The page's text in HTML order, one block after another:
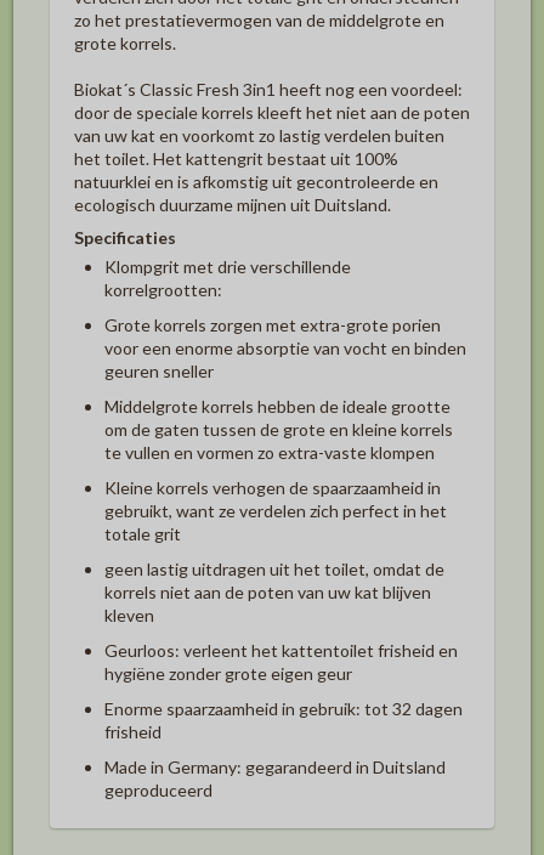
zo het prestatievermogen van de middelgrote en
grote korrels.
Biokat´s Classic Fresh 3in1 heeft nog een voordeel:
door de speciale korrels kleeft het niet aan de poten
van uw kat en voorkomt zo lastig verdelen buiten
het toilet. Het kattengrit bestaat uit 100%
natuurklei en is afkomstig uit gecontroleerde en
ecologisch duurzame mijnen uit Duitsland.
Specificaties
Klompgrit met drie verschillende
korrelgrootten:
Grote korrels zorgen met extra-grote porien
voor een enorme absorptie van vocht en binden
geuren sneller
Middelgrote korrels hebben de ideale grootte
om de gaten tussen de grote en kleine korrels
te vullen en vormen zo extra-vaste klompen
Kleine korrels verhogen de spaarzaamheid in
gebruikt, want ze verdelen zich perfect in het
totale grit
geen lastig uitdragen uit het toilet, omdat de
korrels niet aan de poten van uw kat blijven
kleven
Geurloos: verleent het kattentoilet frisheid en
hygiëne zonder grote eigen geur
Enorme spaarzaamheid in gebruik: tot 32 dagen
frisheid
Made in Germany: gegarandeerd in Duitsland
geproduceerd